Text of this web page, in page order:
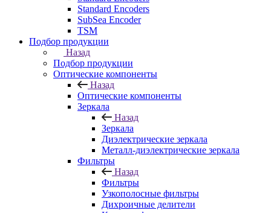
Standard Encoders
SubSea Encoder
TSM
Подбор продукции
Назад
Подбор продукции
Оптические компоненты
Назад
Оптические компоненты
Зеркала
Назад
Зеркала
Диэлектрические зеркала
Металл-диэлектрические зеркала
Фильтры
Назад
Фильтры
Узкополосные фильтры
Дихроичные делители